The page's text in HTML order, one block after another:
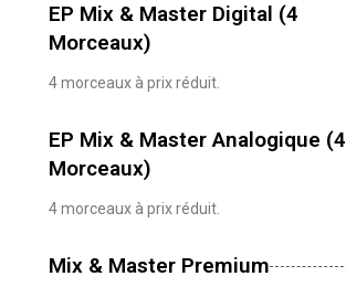
EP Mix & Master Digital (4
Morceaux)
4 morceaux à prix réduit.
EP Mix & Master Analogique (4
Morceaux)
4 morceaux à prix réduit.
Mix & Master Premium